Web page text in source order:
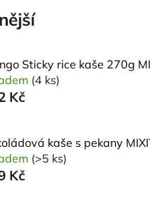
Sticky rice kaše 270g
(4 ks)
Kč
kaše s pekany
(>5 ks)
Kč